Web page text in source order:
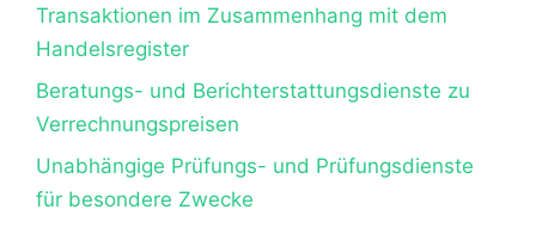
Transaktionen im Zusammenhang mit dem
Handelsregister
Beratungs- und Berichterstattungsdienste zu
Verrechnungspreisen
Unabhängige Prüfungs- und Prüfungsdienste
für besondere Zwecke